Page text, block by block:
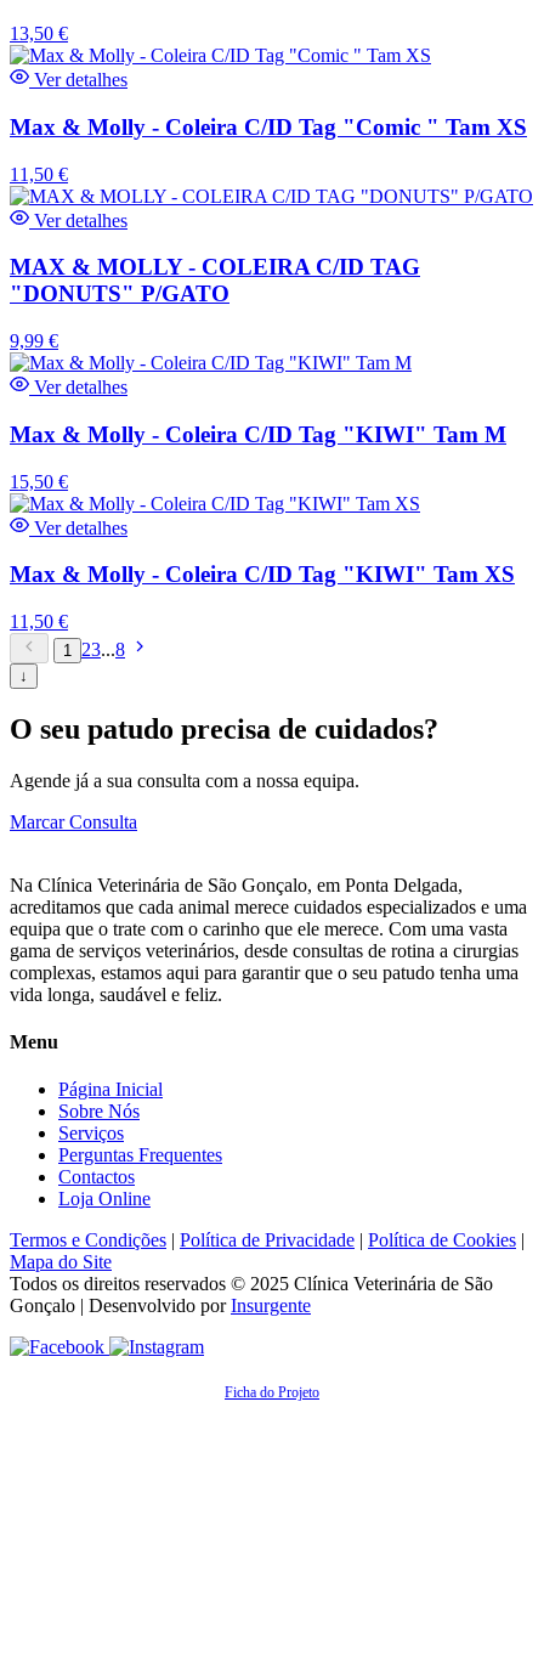
13,50 €
Ver detalhes
Max & Molly - Coleira C/ID Tag "Comic " Tam XS
11,50 €
Ver detalhes
MAX & MOLLY - COLEIRA C/ID TAG
"DONUTS" P/GATO
9,99 €
Ver detalhes
Max & Molly - Coleira C/ID Tag "KIWI" Tam M
15,50 €
Ver detalhes
Max & Molly - Coleira C/ID Tag "KIWI" Tam XS
11,50 €
1 23...8
↓
O seu patudo precisa de cuidados?
Agende já a sua consulta com a nossa equipa.
Marcar Consulta
Na Clínica Veterinária de São Gonçalo, em Ponta Delgada,
acreditamos que cada animal merece cuidados especializados e uma
equipa que o trate com o carinho que ele merece. Com uma vasta
gama de serviços veterinários, desde consultas de rotina a cirurgias
complexas, estamos aqui para garantir que o seu patudo tenha uma
vida longa, saudável e feliz.
Menu
Página Inicial
Sobre Nós
Serviços
Perguntas Frequentes
Contactos
Loja Online
Termos e Condições | Política de Privacidade | Política de Cookies |
Mapa do Site
Todos os direitos reservados © 2025 Clínica Veterinária de São
Gonçalo | Desenvolvido porInsurgente
Ficha do Projeto